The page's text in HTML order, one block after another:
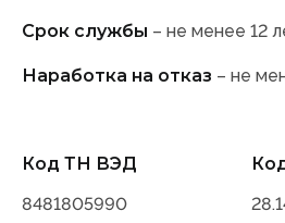
Срок службы – не менее 12
Наработка на отказ – не
Код ТН ВЭД
8481805990